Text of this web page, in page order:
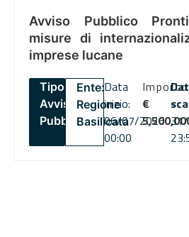
Avviso Pubblico
misure di
imprese lucane
Tipo:
Avviso
Pubblico
Ente:
Regione
Basilicata
Data
inizio:
06/07/2026
00:00
Importo
€